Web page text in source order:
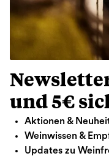
und 5€
Aktionen &
Weinwissen &
Updates zu